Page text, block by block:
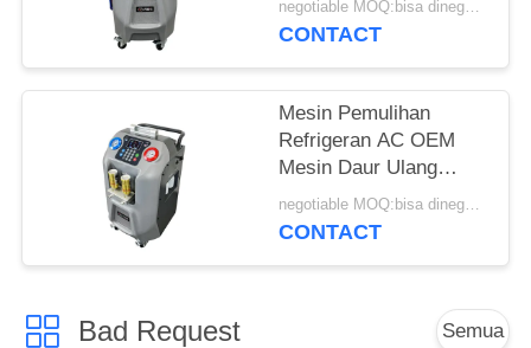
negotiable MOQ:bisa dinegosiasikan
CONTACT
Mesin Pemulihan
Refrigeran AC OEM
Mesin Daur Ulang
Refrigeran Otomatis
negotiable MOQ:bisa dinegosiasikan
CONTACT
Bad Request Semua